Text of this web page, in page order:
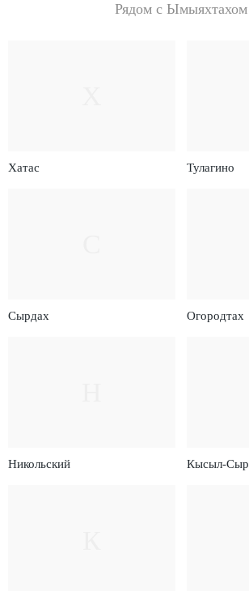
Рядом с Ымыяхтахом
Хатас Тулагино
Сырдах Огородтах
Никольский Кысыл-Сыр